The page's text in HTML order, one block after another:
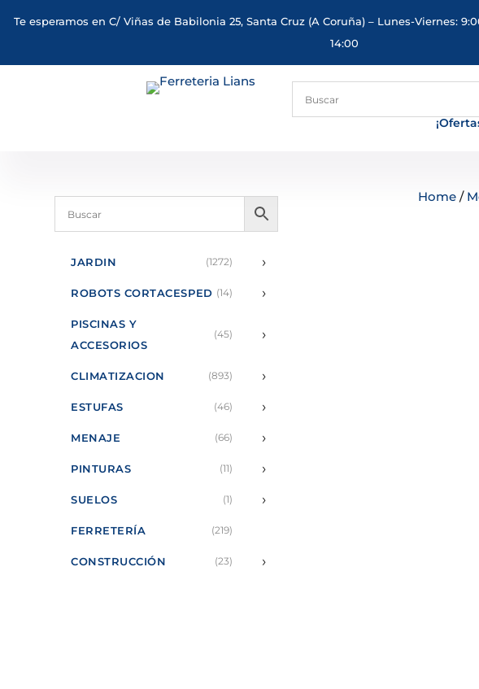
Te esperamos en C/ Viñas de Babilonia 25, Santa Cruz (A Coruña) – Lunes-Viernes:
14:00
JARDIN (1272) ›
ROBOTS CORTACESPED (14) ›
PISCINAS Y
ACCESORIOS
(45) ›
CLIMATIZACION (893) ›
ESTUFAS (46) ›
MENAJE (66) ›
PINTURAS (11) ›
SUELOS (1) ›
FERRETERÍA (219)
CONSTRUCCIÓN (23) ›
Home /